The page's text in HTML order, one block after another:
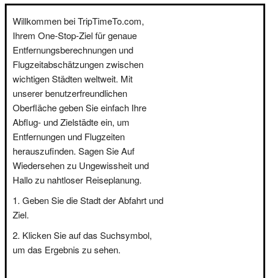
Willkommen bei TripTimeTo.com,
Ihrem One-Stop-Ziel für genaue
Entfernungsberechnungen und
Flugzeitabschätzungen zwischen
wichtigen Städten weltweit. Mit
unserer benutzerfreundlichen
Oberfläche geben Sie einfach Ihre
Abflug- und Zielstädte ein, um
Entfernungen und Flugzeiten
herauszufinden. Sagen Sie Auf
Wiedersehen zu Ungewissheit und
Hallo zu nahtloser Reiseplanung.
Geben Sie die Stadt der Abfahrt und
Ziel.
Klicken Sie auf das Suchsymbol,
um das Ergebnis zu sehen.